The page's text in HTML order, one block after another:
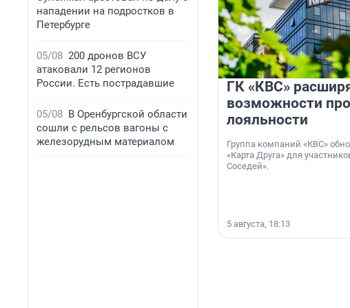
нападении на подростков в
Петербурге
05/08 200 дронов ВСУ
атаковали 12 регионов
России. Есть пострадавшие
05/08 В Оренбургской области
сошли с рельсов вагоны с
железорудным материалом
ГК «КВС»
возможности
лояльности
Группа компаний «КВС»
«Карта Друга» для
Соседей».
5 августа, 18:13